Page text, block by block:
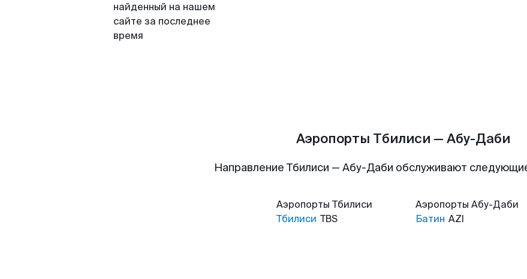
найденный на нашем
сайте за последнее
время
Аэропорты Тбилиси — Абу-Даби
Направление Тбилиси — Абу-Даби обслуживают
Аэропорты Тбилиси
Тбилиси TBS
Аэропорты Абу-Даби
Батин AZI